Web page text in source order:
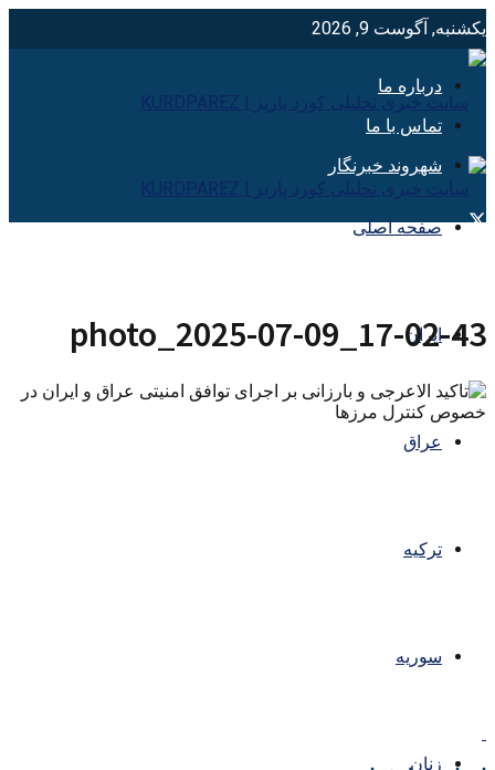
یکشنبه, آگوست 9, 2026
درباره ما
تماس با ما
شهروند خبرنگار
صفحه اصلی
ایران
عراق
ترکیه
سوریه
زنان
photo_2025-07-09_17-02-43